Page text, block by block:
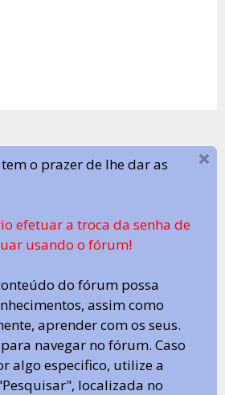
tem o prazer de lhe dar as
efetuar a troca da senha de
usando o fórum!
do fórum possa
assim como
aprender com os seus.
navegar no fórum. Caso
algo especifico, utilize a
localizada no